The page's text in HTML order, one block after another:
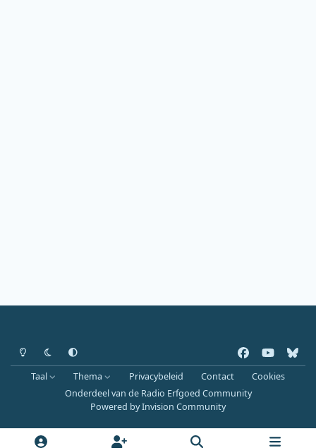
Heldere modus
Donkere modus
Systeemvoorkeur
a
c
e
o
o
u
b
b
l
u
k
Taal Thema Privacybeleid Contact
Cookies
Onderdeel van de Radio Erfgoed Community
Powered byInvision Community